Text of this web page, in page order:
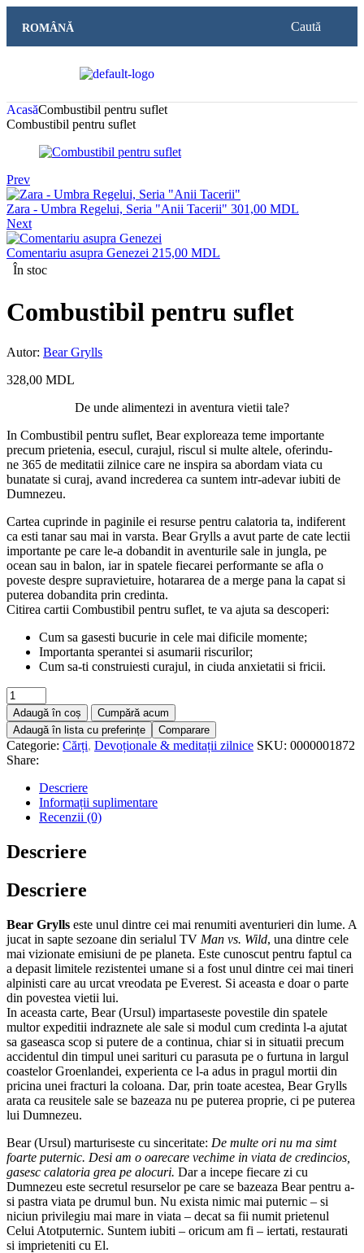
ROMÂNĂ Caută
AcasăCombustibil pentru suflet
Combustibil pentru suflet
Prev
Zara - Umbra Regelui, Seria "Anii Tacerii" 301,00 MDL
Next
Comentariu asupra Genezei 215,00 MDL
În stoc
Combustibil pentru suflet
Autor: Bear Grylls
328,00 MDL
De unde alimentezi in aventura vietii tale?
In Combustibil pentru suflet, Bear exploreaza teme importante
precum prie­tenia, esecul, curajul, riscul si multe altele, oferindu-
ne 365 de medi­tatii zilnice care ne inspira sa abordam viata cu
bunatate si curaj, avand increderea ca suntem intr-adevar iubiti de
Dumnezeu.
Cartea cuprinde in paginile ei resurse pentru calatoria ta, indiferent
ca esti tanar sau mai in varsta. Bear Grylls a avut parte de cate lectii
importante pe care le-a dobandit in aventurile sale in jungla, pe
ocean sau in balon, iar in spatele fiecarei performante se afla o
poveste despre supravietuire, hotararea de a merge pana la capat si
puterea dobandita prin credinta.
Citirea cartii Combustibil pentru suflet, te va ajuta sa descoperi:
Cum sa gasesti bucurie in cele mai dificile momente;
Importanta sperantei si asumarii riscurilor;
Cum sa-ti construiesti curajul, in ciuda anxietatii si fricii.
Adaugă în coș
Cumpără acum
Adaugă în lista cu preferințe
Comparare
Categorie: Cărți, Devoționale & meditații zilnice SKU: 0000001872
Share:
Descriere
Informații suplimentare
Recenzii (0)
Descriere
Descriere
Bear Grylls este unul dintre cei mai renumiti aventurieri din lume. A
jucat in sapte sezoane din serialul TV Man vs. Wild, una dintre cele
mai vizionate emisiuni de pe planeta. Este cunoscut pentru faptul ca
a depasit limitele rezistentei umane si a fost unul dintre cei mai tineri
alpinisti care au urcat vreodata pe Everest. Si aceasta e doar o parte
din povestea vietii lui.
In aceasta carte, Bear (Ursul) impartaseste povestile din spatele
multor expeditii indraznete ale sale si modul cum credinta l-a ajutat
sa gaseasca scop si putere de a continua, chiar si in situatii precum
accidentul din timpul unei sarituri cu parasuta pe o furtuna in largul
coastelor Groenlandei, experienta ce l-a adus in pragul mortii din
pricina unei fracturi la coloana. Dar, prin toate acestea, Bear Grylls
arata ca reusitele sale se bazeaza nu pe puterea proprie, ci pe puterea
lui Dumnezeu.
Bear (Ursul) marturiseste cu sinceritate: De multe ori nu ma simt
foarte puternic. Desi am o oarecare vechime in viata de credincios,
gasesc calatoria grea pe alocuri. Dar a incepe fiecare zi cu
Dumnezeu este secretul resurselor pe care se bazeaza Bear pentru a-
si pastra viata pe drumul bun. Nu exista nimic mai puternic – si
niciun privilegiu mai mare in viata – decat sa fii numit prietenul
Celui Atotputernic. Suntem iubiti – oricum am fi – iertati, restaurati
si imprieteniti cu El.